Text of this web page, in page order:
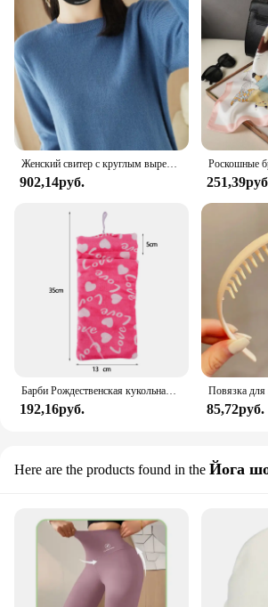
902,14руб.
192,16руб. 85,72руб.
Here are the products found in the Йога